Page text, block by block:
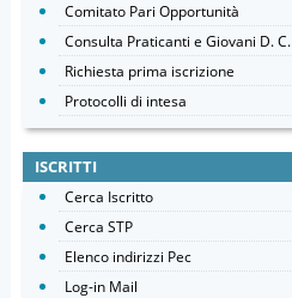
Comitato Pari Opportunità
Consulta Praticanti e Giovani D. C.
Richiesta prima iscrizione
Protocolli di intesa
ISCRITTI
Cerca Iscritto
Cerca STP
Elenco indirizzi Pec
Log-in Mail